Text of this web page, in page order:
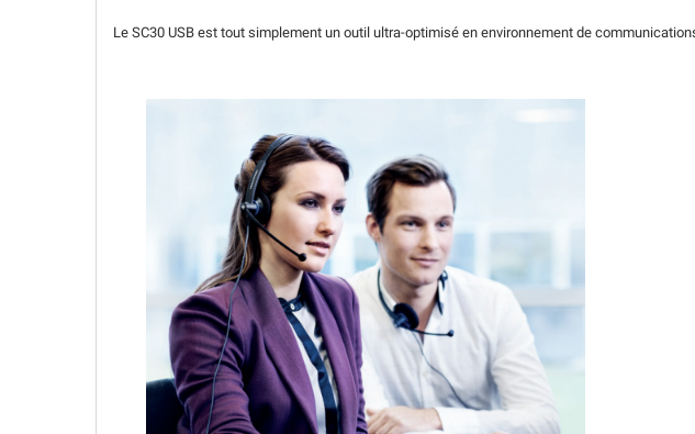
Le SC30 USB est tout simplement un outil ultra-optimisé en environnement de